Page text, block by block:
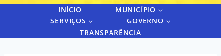
INÍCIO
MUNICÍPIO
SERVIÇOS
GOVERNO
TRANSPARÊNCIA